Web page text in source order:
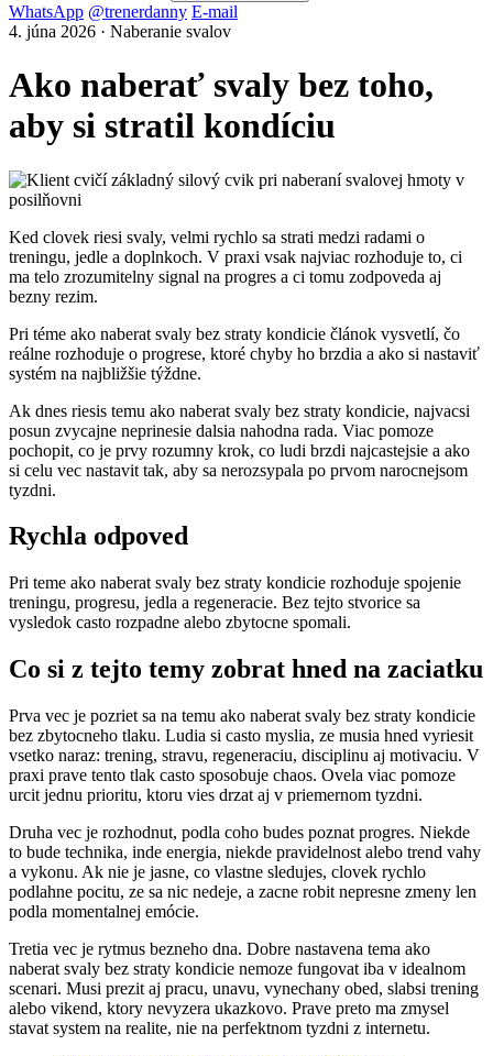
WhatsApp @trenerdanny E-mail
4. júna 2026 · Naberanie svalov
Ako naberať svaly bez toho,
aby si stratil kondíciu
Ked clovek riesi svaly, velmi rychlo sa strati medzi radami o
treningu, jedle a doplnkoch. V praxi vsak najviac rozhoduje to, ci
ma telo zrozumitelny signal na progres a ci tomu zodpoveda aj
bezny rezim.
Pri téme ako naberat svaly bez straty kondicie článok vysvetlí, čo
reálne rozhoduje o progrese, ktoré chyby ho brzdia a ako si nastaviť
systém na najbližšie týždne.
Ak dnes riesis temu ako naberat svaly bez straty kondicie, najvacsi
posun zvycajne neprinesie dalsia nahodna rada. Viac pomoze
pochopit, co je prvy rozumny krok, co ludi brzdi najcastejsie a ako
si celu vec nastavit tak, aby sa nerozsypala po prvom narocnejsom
tyzdni.
Rychla odpoved
Pri teme ako naberat svaly bez straty kondicie rozhoduje spojenie
treningu, progresu, jedla a regeneracie. Bez tejto stvorice sa
vysledok casto rozpadne alebo zbytocne spomali.
Co si z tejto temy zobrat hned na zaciatku
Prva vec je pozriet sa na temu ako naberat svaly bez straty kondicie
bez zbytocneho tlaku. Ludia si casto myslia, ze musia hned vyriesit
vsetko naraz: trening, stravu, regeneraciu, disciplinu aj motivaciu. V
praxi prave tento tlak casto sposobuje chaos. Ovela viac pomoze
urcit jednu prioritu, ktoru vies drzat aj v priemernom tyzdni.
Druha vec je rozhodnut, podla coho budes poznat progres. Niekde
to bude technika, inde energia, niekde pravidelnost alebo trend vahy
a vykonu. Ak nie je jasne, co vlastne sledujes, clovek rychlo
podlahne pocitu, ze sa nic nedeje, a zacne robit nepresne zmeny len
podla momentalnej emócie.
Tretia vec je rytmus bezneho dna. Dobre nastavena tema ako
naberat svaly bez straty kondicie nemoze fungovat iba v idealnom
scenari. Musi prezit aj pracu, unavu, vynechany obed, slabsi trening
alebo vikend, ktory nevyzera ukazkovo. Prave preto ma zmysel
stavat system na realite, nie na perfektnom tyzdni z internetu.